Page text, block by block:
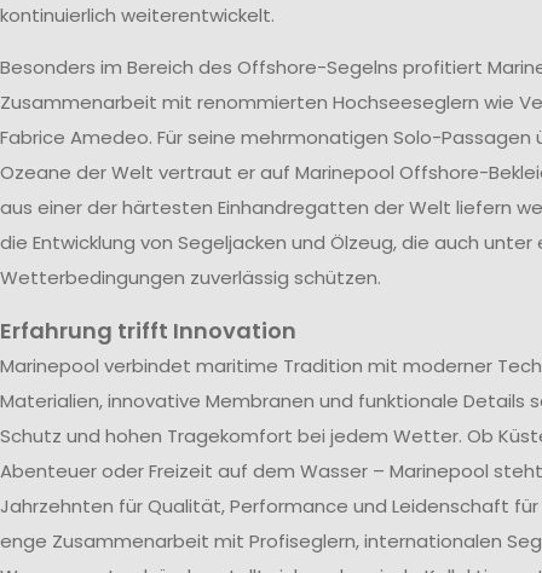
kontinuierlich weiterentwickelt.
Besonders im Bereich des Offshore-Segelns profitiert
Zusammenarbeit mit renommierten Hochseeseglern wie
Fabrice Amedeo. Für seine mehrmonatigen Solo-
Ozeane der Welt vertraut er auf Marinepool Offshore-
aus einer der härtesten Einhandregatten der Welt liefern
die Entwicklung von Segeljacken und Ölzeug, die auch
Wetterbedingungen zuverlässig schützen.
Erfahrung trifft Innovation
Marinepool verbindet maritime Tradition mit moderner
Materialien, innovative Membranen und funktionale Details
Schutz und hohen Tragekomfort bei jedem Wetter. Ob
Abenteuer oder Freizeit auf dem Wasser – Marinepool
Jahrzehnten für Qualität, Performance und Leidenschaft
enge Zusammenarbeit mit Profiseglern, internationalen